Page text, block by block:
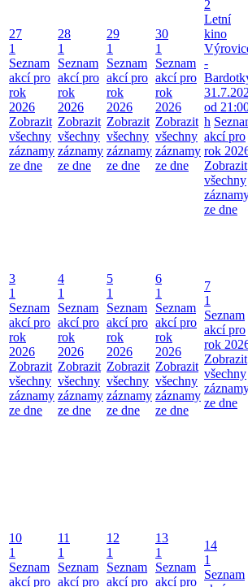
27
1
Seznam
akcí pro
rok
2026
Zobrazit
všechny
záznamy
ze dne
28
1
Seznam
akcí pro
rok
2026
Zobrazit
všechny
záznamy
ze dne
29
1
Seznam
akcí pro
rok
2026
Zobrazit
všechny
záznamy
ze dne
30
1
Seznam
akcí pro
rok
2026
Zobrazit
všechny
záznamy
ze dne
2
Letní
kino
-
od
h
akcí pro
rok
Zobrazit
všechny
ze dne
3
1
Seznam
akcí pro
rok
2026
Zobrazit
všechny
záznamy
ze dne
4
1
Seznam
akcí pro
rok
2026
Zobrazit
všechny
záznamy
ze dne
5
1
Seznam
akcí pro
rok
2026
Zobrazit
všechny
záznamy
ze dne
6
1
Seznam
akcí pro
rok
2026
Zobrazit
všechny
záznamy
ze dne
7
1
Seznam
akcí pro
rok
Zobrazit
všechny
ze dne
10
1
Seznam
akcí pro
11
1
Seznam
akcí pro
12
1
Seznam
akcí pro
13
1
Seznam
akcí pro
14
1
Seznam